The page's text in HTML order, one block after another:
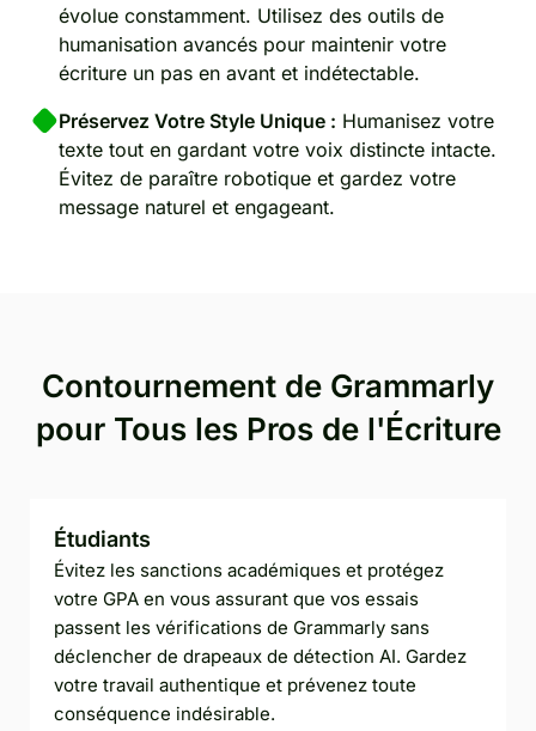
évolue constamment. Utilisez des outils de
humanisation avancés pour maintenir votre
écriture un pas en avant et indétectable.
Préservez Votre Style Unique : Humanisez votre
texte tout en gardant votre voix distincte intacte.
Évitez de paraître robotique et gardez votre
message naturel et engageant.
Contournement de Grammarly
pour Tous les Pros de l'Écriture
Étudiants
Évitez les sanctions académiques et protégez
votre GPA en vous assurant que vos essais
passent les vérifications de Grammarly sans
déclencher de drapeaux de détection AI. Gardez
votre travail authentique et prévenez toute
conséquence indésirable.